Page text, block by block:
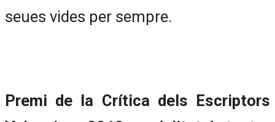
seues vides per sempre.
Premi de la Crítica dels Escriptors